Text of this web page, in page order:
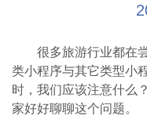
很多旅游行业都在尝
类小程序与其它类型小
时，我们应该注意什么
家好好聊聊这个问题。